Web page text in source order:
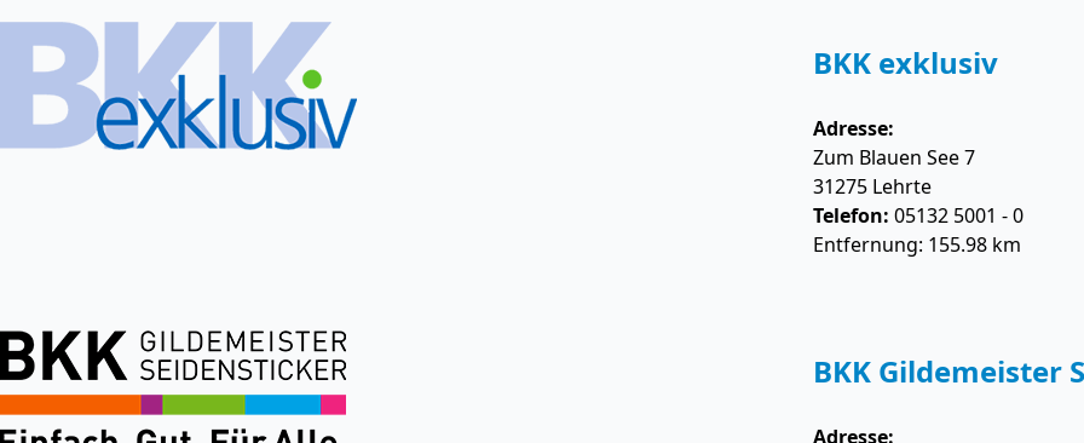
BKK exklusiv
Adresse:
Zum Blauen See 7
31275 Lehrte
Telefon: 05132 5001 - 0
Entfernung: 155.98 km
BKK Gildemeister
Adresse: